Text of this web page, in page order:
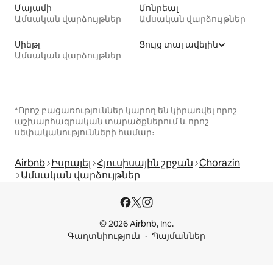
Մայամի
Ամսական վարձույթներ
Մոնրեալ
Ամսական վարձույթներ
Սիեթլ
Ամսական վարձույթներ
Ցույց տալ ավելին
*Որոշ բացառություններ կարող են կիրառվել որոշ
աշխարհագրական տարածքներում և որոշ
սեփականությունների համար։
Airbnb Իսրայել Հյուսիսային շրջան Chorazin
Ամսական վարձույթներ
© 2026 Airbnb, Inc.
Գաղտնիություն
Պայմաններ